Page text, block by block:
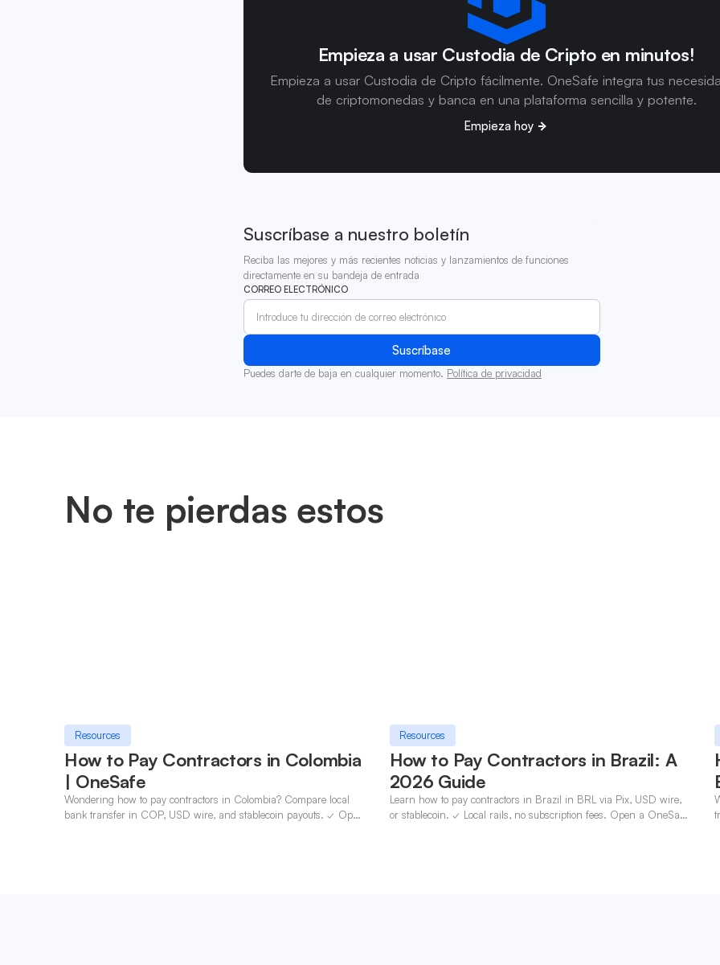
Empieza a usar Custodia de Cripto en minutos!
Empieza a usar Custodia de Cripto fácilmente. OneSafe integra tus
de criptomonedas y banca en una plataforma sencilla y potente.
Empieza hoy
Suscríbase a nuestro boletín
Reciba las mejores y más recientes noticias y lanzamientos de funciones
directamente en su bandeja de entrada
CORREO ELECTRÓNICO
Puedes darte de baja en cualquier momento. Política de privacidad
No te pierdas estos
Resources
How to Pay Contractors in Colombia
| OneSafe
Wondering how to pay contractors in Colombia? Compare local
bank transfer in COP, USD wire, and stablecoin payouts. ✓ Open
Resources
How to Pay Contractors in Brazil: A
2026 Guide
Learn how to pay contractors in Brazil in BRL via Pix, USD wire,
or stablecoin. ✓ Local rails, no subscription fees. Open a OneSafe